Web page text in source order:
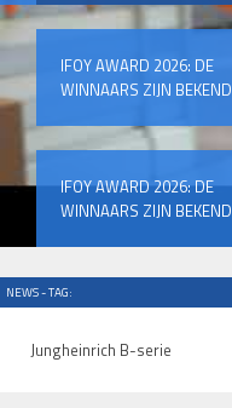
IFOY AWARD 2026: DE
WINNAARS ZIJN BEKEND
IFOY AWARD 2026: DE
WINNAARS ZIJN BEKEND
NEWS - TAG:
Jungheinrich B-serie